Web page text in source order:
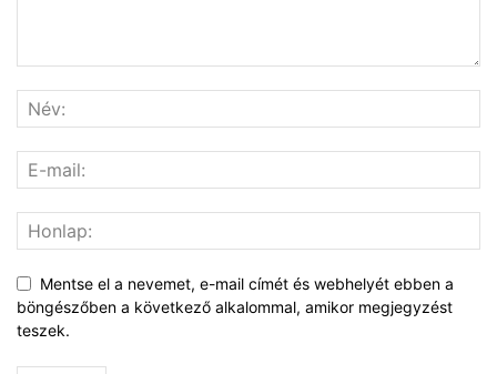
Mentse el a nevemet, e-mail címét és webhelyét ebben a
böngészőben a következő alkalommal, amikor megjegyzést
teszek.